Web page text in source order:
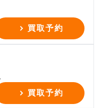
買取予約
買取予約